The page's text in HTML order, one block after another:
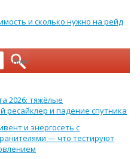
и сколько нужно на рейд
2026: тяжёлые
ресайклер и падение спутника
и энергосеть с
— что тестируют